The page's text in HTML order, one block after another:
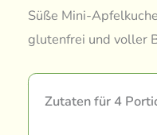
Süße Mini-
glutenfrei und voller
Zutaten für 4